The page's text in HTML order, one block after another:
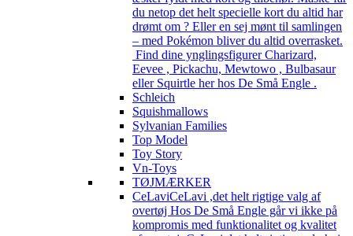
du netop det helt specielle kort du altid har
drømt om ? Eller en sej mønt til samlingen
– med Pokémon bliver du altid overrasket.
Find dine ynglingsfigurer Charizard,
Eevee , Pickachu, Mewtowo , Bulbasaur
eller Squirtle her hos De Små Engle .
Schleich
Squishmallows
Sylvanian Families
Top Model
Toy Story
Vn-Toys
TØJMÆRKER
CeLaviCeLavi ,det helt rigtige valg af
overtøj Hos De Små Engle går vi ikke på
kompromis med funktionalitet og kvalitet